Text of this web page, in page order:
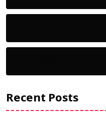
Recent Posts